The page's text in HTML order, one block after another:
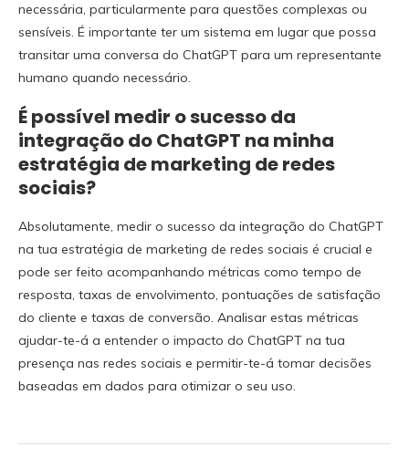
necessária, particularmente para questões complexas ou
sensíveis. É importante ter um sistema em lugar que possa
transitar uma conversa do ChatGPT para um representante
humano quando necessário.
É possível medir o sucesso da
integração do ChatGPT na minha
estratégia de marketing de redes
sociais?
Absolutamente, medir o sucesso da integração do ChatGPT
na tua estratégia de marketing de redes sociais é crucial e
pode ser feito acompanhando métricas como tempo de
resposta, taxas de envolvimento, pontuações de satisfação
do cliente e taxas de conversão. Analisar estas métricas
ajudar-te-á a entender o impacto do ChatGPT na tua
presença nas redes sociais e permitir-te-á tomar decisões
baseadas em dados para otimizar o seu uso.